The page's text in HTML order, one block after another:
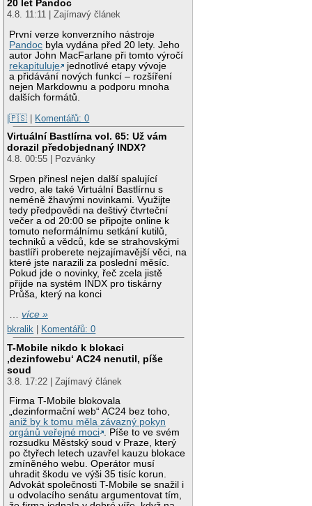
20 let Pandoc
4.8. 11:11 | Zajímavý článek
První verze konverzního nástroje
Pandoc byla vydána před 20 lety. Jeho
autor John MacFarlane při tomto výročí
rekapituluje
jednotlivé etapy vývoje
a přidávání nových funkcí – rozšíření
nejen Markdownu a podporu mnoha
dalších formátů.
|🇵🇸 | Komentářů: 0
Virtuální Bastlírna vol. 65: Už vám
dorazil předobjednaný INDX?
4.8. 00:55 | Pozvánky
Srpen přinesl nejen další spalující
vedro, ale také Virtuální Bastlírnu s
neméně žhavými novinkami. Využijte
tedy předpovědi na deštivý čtvrteční
večer a od 20:00 se připojte online k
tomuto neformálnímu setkání kutilů,
techniků a vědců, kde se strahovskými
bastlíři proberete nejzajímavější věci, na
které jste narazili za poslední měsíc.
Pokud jde o novinky, řeč zcela jistě
přijde na systém INDX pro tiskárny
Průša, který na konci
…více »
bkralik
Komentářů: 0
T-Mobile nikdo k blokaci
‚dezinfowebu‘ AC24 nenutil, píše
soud
3.8. 17:22 | Zajímavý článek
Firma T-Mobile blokovala
„dezinformační web“ AC24 bez toho,
aniž by k tomu měla závazný pokyn
orgánů veřejné moci . Píše to ve svém
rozsudku Městský soud v Praze, který
po čtyřech letech uzavřel kauzu blokace
zmíněného webu. Operátor musí
uhradit škodu ve výši 35 tisíc korun.
Advokát společnosti T-Mobile se snažil i
u odvolacího senátu argumentovat tím,